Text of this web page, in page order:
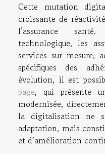
Cette mutation
croissante de
l’assurance
technologique, les
services sur mesure,
spécifiques des
évolution, il est
page, qui présente
modernisée,
la digitalisation ne
adaptation, mais
et d’amélioration